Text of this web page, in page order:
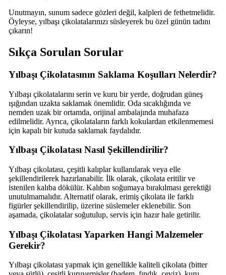
Unutmayın, sunum sadece gözleri değil, kalpleri de fethetmelidir.
Öyleyse, yılbaşı çikolatalarınızı süsleyerek bu özel günün tadını
çıkarın!
Sıkça Sorulan Sorular
Yılbaşı Çikolatasının Saklama Koşulları Nelerdir?
Yılbaşı çikolatalarını serin ve kuru bir yerde, doğrudan güneş
ışığından uzakta saklamak önemlidir. Oda sıcaklığında ve
nemden uzak bir ortamda, orijinal ambalajında muhafaza
edilmelidir. Ayrıca, çikolataların farklı kokulardan etkilenmemesi
için kapalı bir kutuda saklamak faydalıdır.
Yılbaşı Çikolatası Nasıl Şekillendirilir?
Yılbaşı çikolatası, çeşitli kalıplar kullanılarak veya elle
şekillendirilerek hazırlanabilir. İlk olarak, çikolata eritilir ve
istenilen kalıba dökülür. Kalıbın soğumaya bırakılması gerektiği
unutulmamalıdır. Alternatif olarak, erimiş çikolata ile farklı
figürler şekillendirilip, üzerine süslemeler eklenebilir. Son
aşamada, çikolatalar soğutulup, servis için hazır hale getirilir.
Yılbaşı Çikolatası Yaparken Hangi Malzemeler
Gerekir?
Yılbaşı çikolatası yapmak için genellikle kaliteli çikolata (bitter